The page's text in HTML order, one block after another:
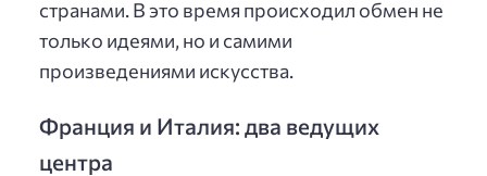
странами. В это время происходил обмен не
только идеями, но и самими
произведениями искусства.
Франция и Италия: два ведущих
центра